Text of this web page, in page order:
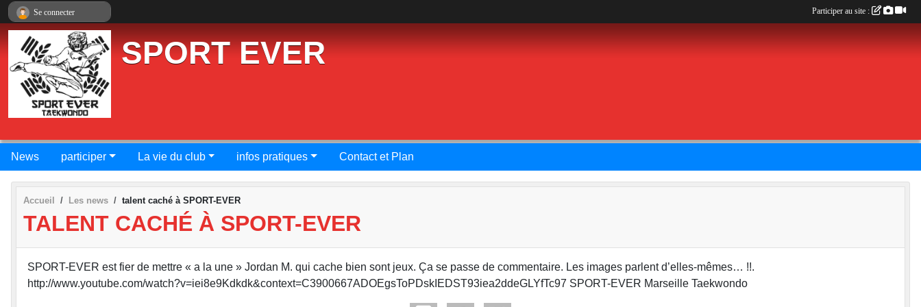
SPORT EVER
News participer La vie du club infos pratiques Contact et Plan
Accueil Les news talent caché à SPORT-EVER
TALENT CACHÉ À SPORT-EVER
SPORT-EVER est fier de mettre « a la une » Jordan M. qui cache bien sont jeux. Ça se passe de commentaire. Les images parlent d’elles-mêmes… !!.
http://www.youtube.com/watch?v=iei8e9Kdkdk&context=C3900667ADOEgsToPDskIEDST93iea2ddeGLYfTc97 SPORT-EVER Marseille Taekwondo
Se connecter Participer au site :
Panneau de gestion des cookies